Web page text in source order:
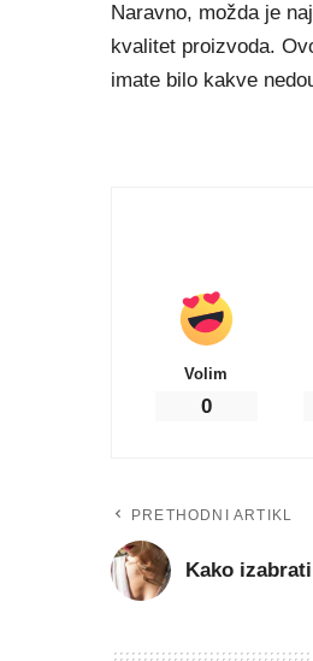
Naravno, možda je
kvalitet proizvoda.
imate bilo kakve
Volim
0
PRETHODNI ARTIKL
Kako